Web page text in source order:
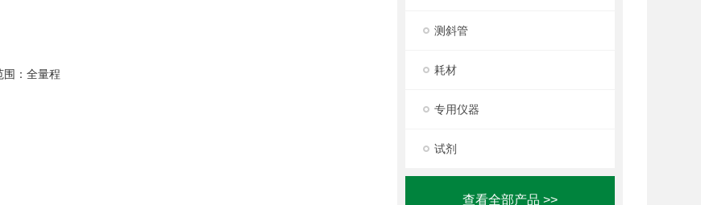
测斜管
耗材
专用仪器
试剂
查看全部产品 >>
围：全量程